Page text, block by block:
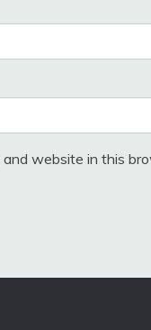
and website in this